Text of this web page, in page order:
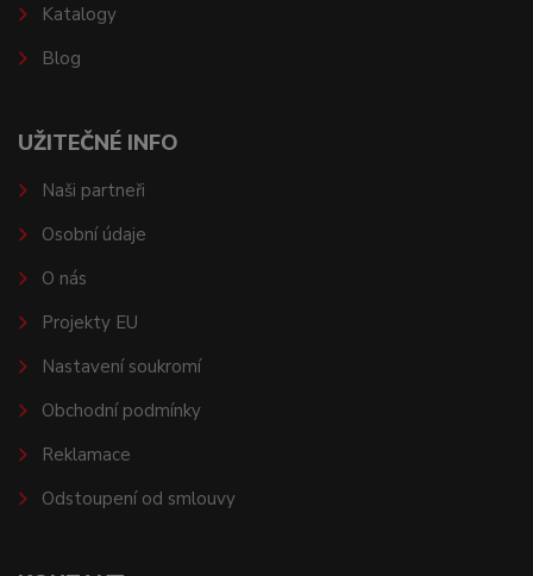
Katalogy
Blog
UŽITEČNÉ INFO
Naši partneři
Osobní údaje
O nás
Projekty EU
Nastavení soukromí
Obchodní podmínky
Reklamace
Odstoupení od smlouvy